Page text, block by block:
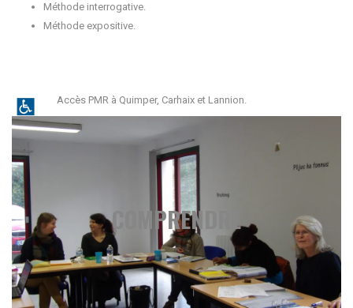
Méthode interrogative.
Méthode expositive.
Accès PMR à Quimper, Carhaix et Lannion.
COMPRENDRE
COMPRENDRE
Écoute documents audio
Acquisition de vocabulaire
Étude de textes